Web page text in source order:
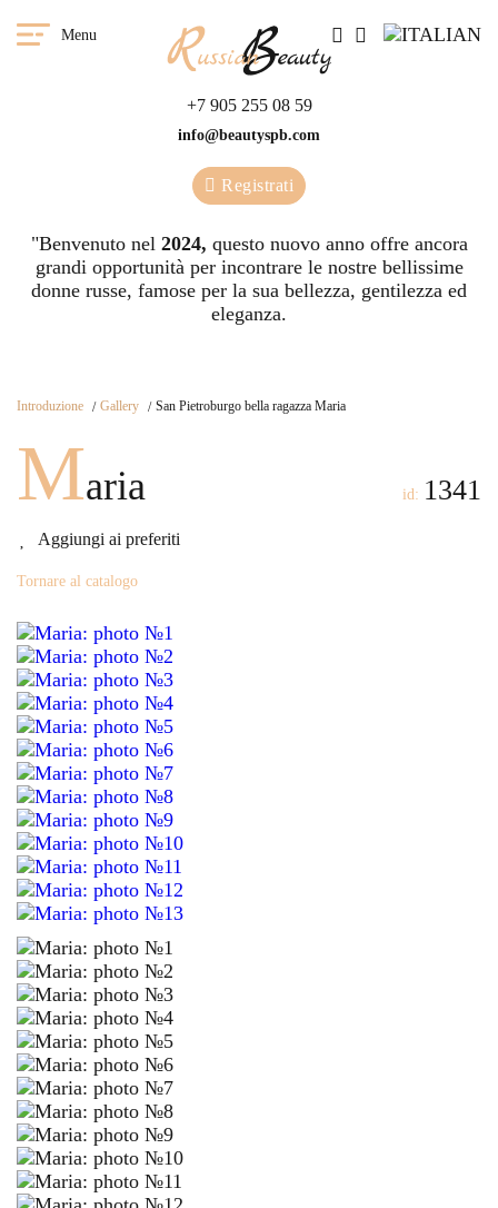
Menu
+7 905 255 08 59
info@beautyspb.com
Registrati
"Benvenuto nel 2024, questo nuovo anno offre ancora
grandi opportunità per incontrare le nostre bellissime
donne russe, famose per la sua bellezza, gentilezza ed
eleganza.
Introduzione Gallery San Pietroburgo bella ragazza Maria
Maria
Aggiungi ai preferiti
id: 1341
Tornare al catalogo